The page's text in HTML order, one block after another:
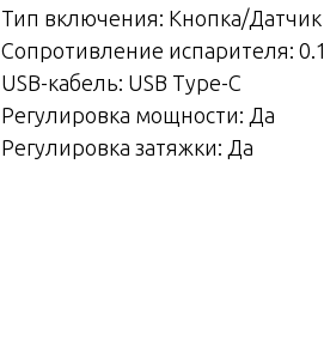
Тип включения: Кнопка/Датчик
Сопротивление испарителя:
USB-кабель: USB Type-C
Регулировка мощности: Да
Регулировка затяжки: Да